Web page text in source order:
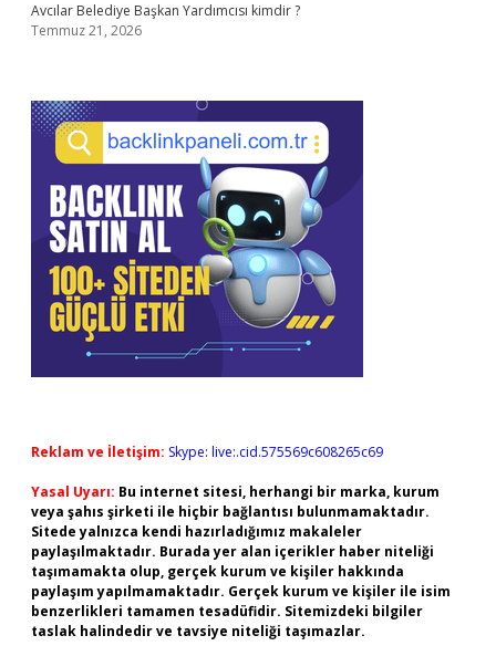
Avcılar Belediye Başkan Yardımcısı kimdir ?
Temmuz 21, 2026
Reklam ve İletişim: Skype: live:.cid.575569c608265c69
Yasal Uyarı: Bu internet sitesi, herhangi bir marka, kurum
veya şahıs şirketi ile hiçbir bağlantısı bulunmamaktadır.
Sitede yalnızca kendi hazırladığımız makaleler
paylaşılmaktadır. Burada yer alan içerikler haber niteliği
taşımamakta olup, gerçek kurum ve kişiler hakkında
paylaşım yapılmamaktadır. Gerçek kurum ve kişiler ile isim
benzerlikleri tamamen tesadüfidir. Sitemizdeki bilgiler
taslak halindedir ve tavsiye niteliği taşımazlar.